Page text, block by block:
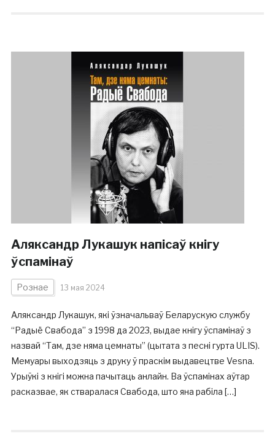
Аляксандр Лукашук напісаў кнігу
ўспамінаў
Рознае 13 мая 2024
Аляксандр Лукашук, які ўзначальваў Беларускую службу
“Радыё Свабода” з 1998 да 2023, выдае кнігу ўспамінаў з
назвай “Там, дзе няма цемнаты” (цытата з песні гурта ULIS).
Мемуары выходзяць з друку ў праскім выдавецтве Vesna.
Урыўкі з кнігі можна пачытаць анлайн. Ва ўспамінах аўтар
расказвае, як стваралася Свабода, што яна рабіла […]